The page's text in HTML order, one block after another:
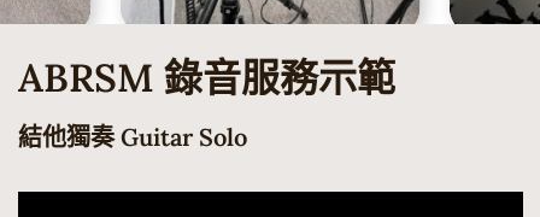
ABRSM 錄音服務示範
結他獨奏 Guitar Solo